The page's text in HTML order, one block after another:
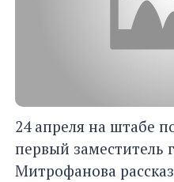
24 апреля на штабе
первый заместитель
Митрофанова